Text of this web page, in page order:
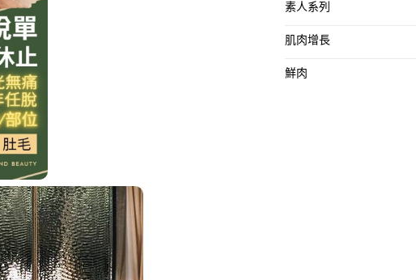
素人系列
肌肉增長
鮮肉